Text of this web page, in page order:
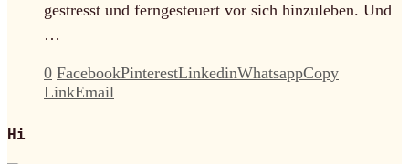
gestresst und ferngesteuert vor sich hinzuleben. Und
…
0 FacebookPinterestLinkedinWhatsappCopy
LinkEmail
Hi